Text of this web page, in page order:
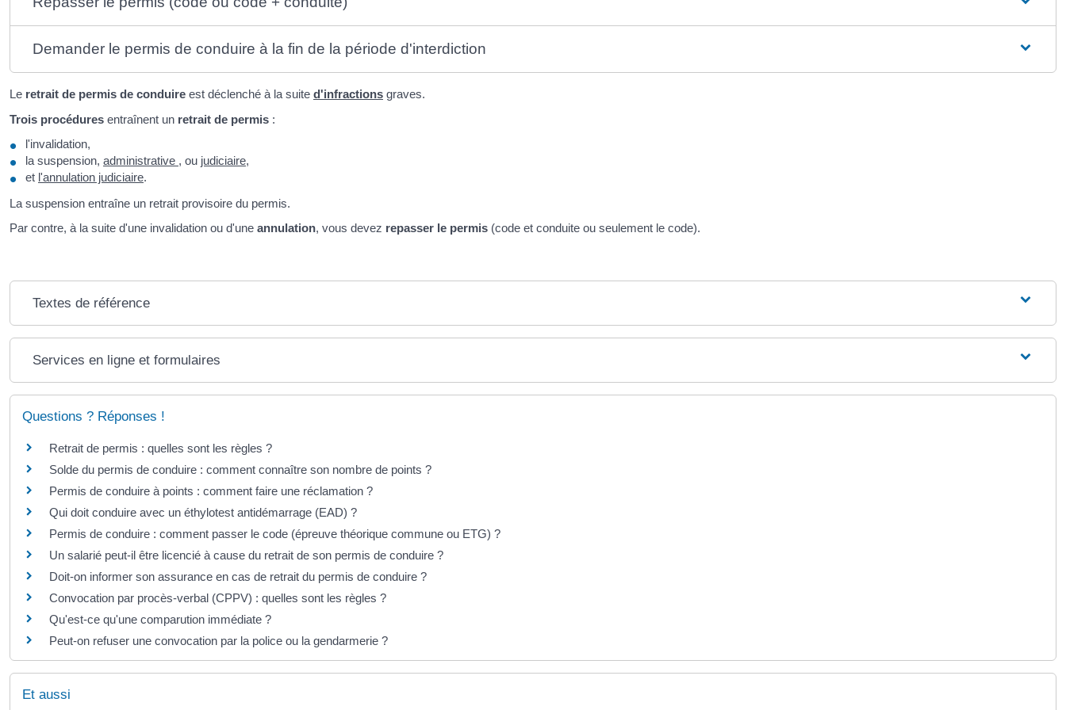
Demander le permis de conduire à la fin de la période d'interdiction
Le retrait de permis de conduire est déclenché à la suite d'infractions graves.
Trois procédures entraînent un retrait de permis :
l'invalidation,
la suspension, administrative , ou judiciaire,
et l'annulation judiciaire.
La suspension entraîne un retrait provisoire du permis.
Par contre, à la suite d'une invalidation ou d'une annulation, vous devez repasser le permis (code et conduite ou seulement le code).
Textes de référence
Services en ligne et formulaires
Questions ? Réponses !
Retrait de permis : quelles sont les règles ?
Solde du permis de conduire : comment connaître son nombre de points ?
Permis de conduire à points : comment faire une réclamation ?
Qui doit conduire avec un éthylotest antidémarrage (EAD) ?
Permis de conduire : comment passer le code (épreuve théorique commune ou ETG) ?
Un salarié peut-il être licencié à cause du retrait de son permis de conduire ?
Doit-on informer son assurance en cas de retrait du permis de conduire ?
Convocation par procès-verbal (CPPV) : quelles sont les règles ?
Qu'est-ce qu'une comparution immédiate ?
Peut-on refuser une convocation par la police ou la gendarmerie ?
Et aussi